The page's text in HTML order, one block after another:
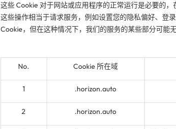
这些 Cookie 对于网站或应用程序的正常运行是必要的
这些操作相当于请求服务，例如设置您的隐私偏好、登
Cookie，但在这种情况下，我们的服务的某些部分可能无
No. Cookie 所在域
1 .horizon.auto
2 .horizon.auto